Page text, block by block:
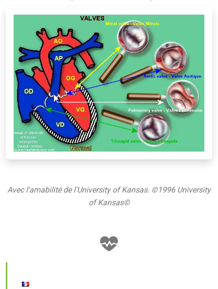
Avec l'amabilité de l'University of Kansas. ©1996 University
of Kansas©